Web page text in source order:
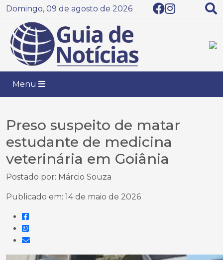
Domingo, 09 de agosto de 2026
Menu
Preso suspeito de matar
estudante de medicina
veterinária em Goiânia
Postado por: Márcio Souza
Publicado em: 14 de maio de 2026